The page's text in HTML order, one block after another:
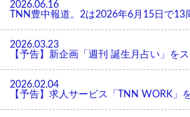
2026.06.16
TNN豊中報道。2は2026年6月15日で13
2026.03.23
【予告】新企画「週刊 誕生月占い」を
2026.02.04
【予告】求人サービス「TNN WORK」